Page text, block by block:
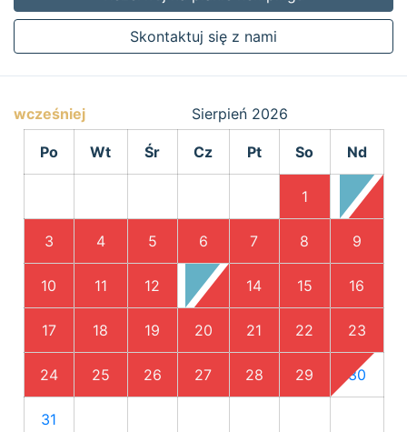
Skontaktuj się z nami
wcześniej Sierpień 2026
Po Wt Śr Cz Pt So Nd
1 2
3 4 5 6 7 8 9
10 11 12 13 14 15 16
17 18 19 20 21 22 23
24 25 26 27 28 29 30
31